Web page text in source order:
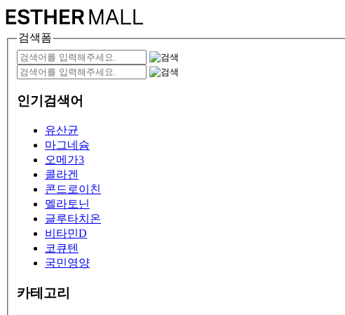
검색폼
인기검색어
유산균
마그네슘
오메가3
콜라겐
콘드로이친
멜라토닌
글루타치온
비타민D
코큐텐
국민영양
카테고리